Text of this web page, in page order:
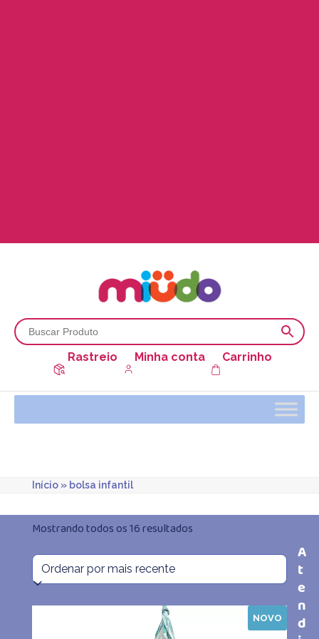
Rastreio Minha conta Carrinho
Início» bolsa infantil
Mostrando todos os 16 resultadosClassificado
por
mais
NOVO
A
t
e
n
d